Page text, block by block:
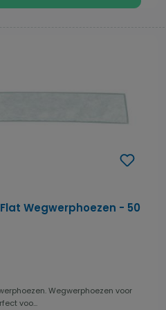
Wegwerphoezen - 50
5 van 5 sterren
Wegwerphoezen voor
voo...